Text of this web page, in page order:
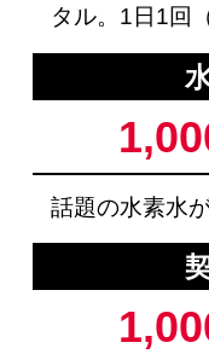
タル。1日1回
話題の水素水